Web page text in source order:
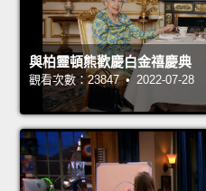
與柏靈頓熊歡慶白金禧慶典
觀看次數：23847 • 2022-07-28